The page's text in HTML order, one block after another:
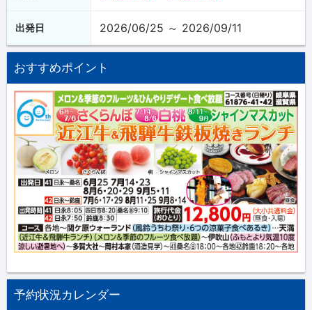
出発日 2026/06/25 ～ 2026/09/11
おすすめポイント
予約状況カレンダー